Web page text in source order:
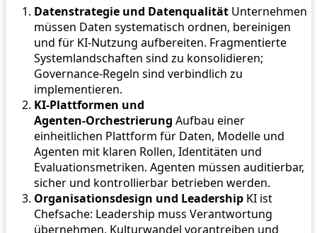
Datenstrategie und Datenqualität Unternehmen
müssen Daten systematisch ordnen, bereinigen
und für KI‑Nutzung aufbereiten. Fragmentierte
Systemlandschaften sind zu konsolidieren;
Governance‑Regeln sind verbindlich zu
implementieren.
KI‑Plattformen und
Agenten‑Orchestrierung Aufbau einer
einheitlichen Plattform für Daten, Modelle und
Agenten mit klaren Rollen, Identitäten und
Evaluationsmetriken. Agenten müssen auditierbar,
sicher und kontrollierbar betrieben werden.
Organisationsdesign und Leadership KI ist
Chefsache: Leadership muss Verantwortung
übernehmen, Kulturwandel vorantreiben und